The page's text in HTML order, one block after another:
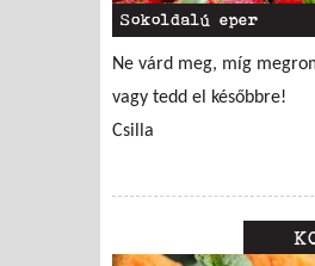
Sokoldalú eper
Ne várd meg, míg
vagy tedd el későbbre!
Csilla